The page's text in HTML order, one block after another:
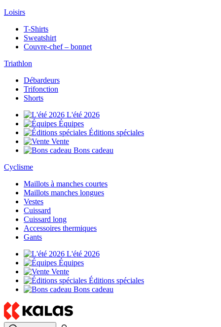
Loisirs
T-Shirts
Sweatshirt
Couvre-chef – bonnet
Triathlon
Débardeurs
Trifonction
Shorts
L'été 2026
Équipes
Éditions spéciales
Vente
Bons cadeau
Cyclisme
Maillots à manches courtes
Maillots manches longues
Vestes
Cuissard
Cuissard long
Accessoires thermiques
Gants
L'été 2026
Équipes
Vente
Éditions spéciales
Bons cadeau